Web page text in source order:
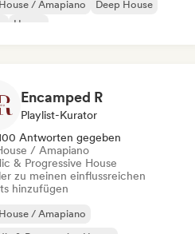
/ Amapiano
Deep House
House
Encamped R
Playlist-Kurator
Antworten gegeben
/ Amapiano
& Progressive House
zu meinen einflussreichen
hinzufügen
/ Amapiano